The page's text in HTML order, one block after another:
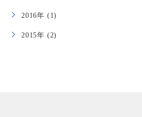
2016年 (1)
2015年 (2)